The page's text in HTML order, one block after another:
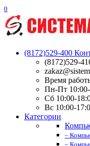
0
(8172)529-400
(8172)529-
Время
Пн-Пт
Сб 10:00-
Вс 10:00-
Категории
–
–